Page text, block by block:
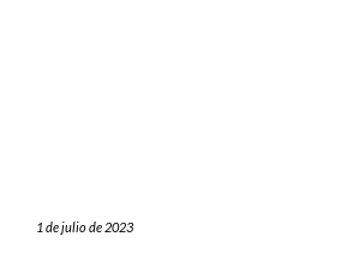
1 de julio de 2023